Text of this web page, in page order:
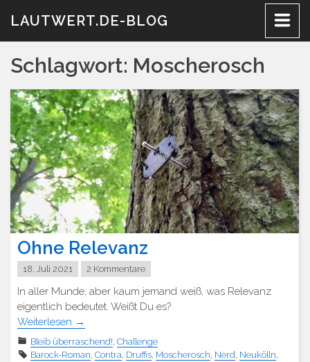
InhaltLAUTWERT.DE-BLOG
Schlagwort: Moscherosch
Ohne Relevanz
18. Juli 2021 2 Kommentare
In aller Munde, aber kaum jemand weiß, was Relevanz
eigentlich bedeutet. Weißt Du es?
Weiterlesen →
Bleib überraschend!, Challenge
Barock-Roman, Contra, Druffis, Moscherosch, Nerd, Neukölln,